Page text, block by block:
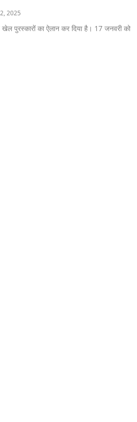
2025
खेल पुरस्कारों का ऐलान कर दिया है। 17 जनवरी को